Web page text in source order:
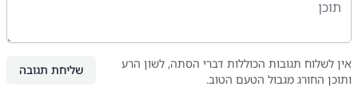
אין לשלוח תגובות הכוללות דברי הסתה, לשון הרע
ותוכן החורג מגבול הטעם הטוב.
שליחת תגובה